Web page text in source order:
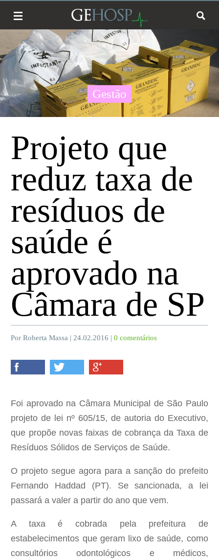
Gestão
Projeto que
reduz taxa de
resíduos de
saúde é
aprovado na
Câmara de SP
Por Roberta Massa | 24.02.2016 |0 comentários
Foi aprovado na Câmara Municipal de São Paulo
projeto de lei nº 605/15, de autoria do Executivo,
que propõe novas faixas de cobrança da Taxa de
Resíduos Sólidos de Serviços de Saúde.
O projeto segue agora para a sanção do prefeito
Fernando Haddad (PT). Se sancionada, a lei
passará a valer a partir do ano que vem.
A taxa é cobrada pela prefeitura de
estabelecimentos que geram lixo de saúde, como
consultórios odontológicos e médicos,